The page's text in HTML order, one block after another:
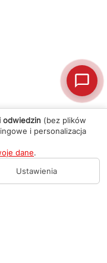
odwiedzin (bez plików
i personalizacja
dane.
Ustawienia